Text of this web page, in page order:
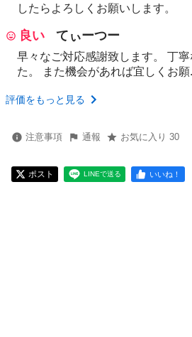
したらよろしくお願いします。
良い てぃーつー
早々なご対応感謝致します。 丁
た。 また機会があれば宜しくお願
評価をもっと見る
注意事項 通報 お気に入り 30
ポスト LINEで送る いいね！